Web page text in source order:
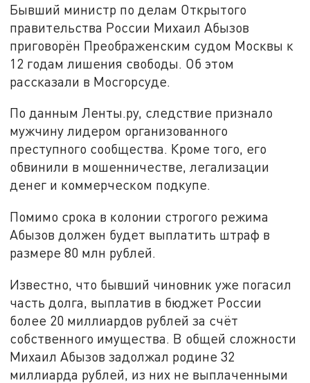
Бывший министр по делам Открытого
правительства России Михаил Абызов
приговорён Преображенским судом Москвы к
12 годам лишения свободы. Об этом
рассказали в Мосгорсуде.
По данным Ленты.ру, следствие признало
мужчину лидером организованного
преступного сообщества. Кроме того, его
обвинили в мошенничестве, легализации
денег и коммерческом подкупе.
Помимо срока в колонии строгого режима
Абызов должен будет выплатить штраф в
размере 80 млн рублей.
Известно, что бывший чиновник уже погасил
часть долга, выплатив в бюджет России
более 20 миллиардов рублей за счёт
собственного имущества. В общей сложности
Михаил Абызов задолжал родине 32
миллиарда рублей, из них не выплаченными